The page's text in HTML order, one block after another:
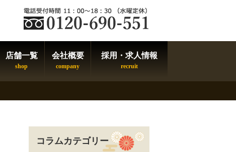
店舗一覧 会社概要 採用・求人情報
コラムカテゴリー